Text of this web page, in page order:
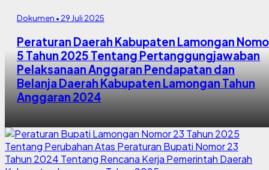
Dokumen • 29 Juli 2025
Peraturan Daerah Kabupaten Lamongan
5 Tahun 2025 Tentang Pertanggungjawaban
Pelaksanaan Anggaran Pendapatan dan
Belanja Daerah Kabupaten Lamongan Tahun
Anggaran 2024